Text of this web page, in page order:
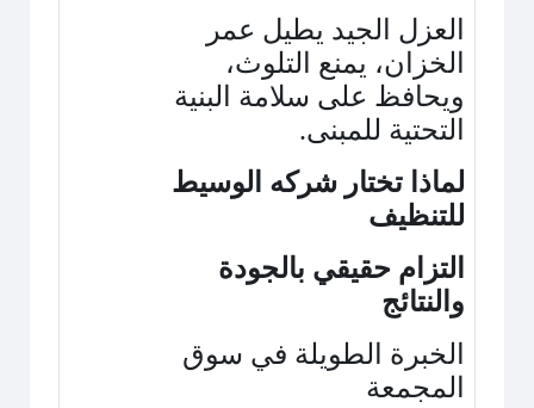
العزل الجيد يطيل عمر
الخزان، يمنع التلوث،
ويحافظ على سلامة البنية
التحتية للمبنى.
لماذا تختار شركه الوسيط
للتنظيف
التزام حقيقي بالجودة
والنتائج
الخبرة الطويلة في سوق
المجمعة